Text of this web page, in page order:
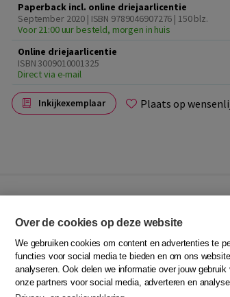
Paperback incl. online driejaarlicentie
September 2020 | ISBN 9789046907276 | 150 blz.
Voor 21:00 uur besteld, morgen in huis
Online driejaarlicentie
ISBN 3009010001325
Direct via e-mail
Inkijkexemplaar Plaats op
Juist als de woordenschat en grammatica nog
luistervaardigheid voor meer en beter contact
om verstaanbaarheid in te passen in de
docenten informatie over de klemtoon, het
Over de cookies op deze website
We gebruiken cookies om content en advertenties te
functies voor social media te bieden en om ons
analyseren. Ook delen we informatie over jouw
onze partners voor social media, adverteren en analyse.